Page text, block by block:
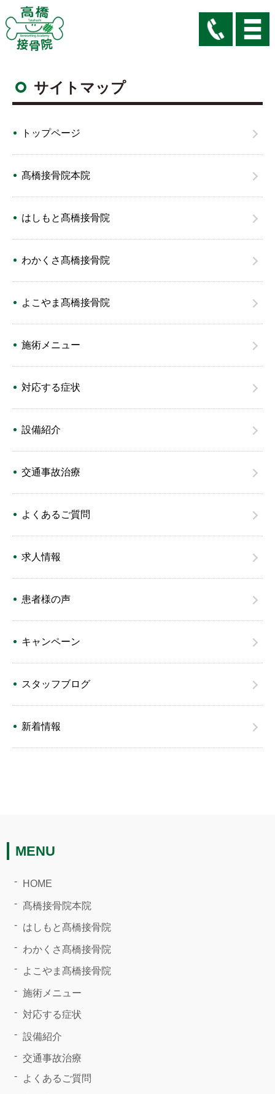
サイトマップ
トップページ
髙橋接骨院本院
はしもと髙橋接骨院
わかくさ髙橋接骨院
よこやま髙橋接骨院
施術メニュー
対応する症状
設備紹介
交通事故治療
よくあるご質問
求人情報
患者様の声
キャンペーン
スタッフブログ
新着情報
MENU
HOME
髙橋接骨院本院
はしもと髙橋接骨院
わかくさ髙橋接骨院
よこやま髙橋接骨院
施術メニュー
対応する症状
設備紹介
交通事故治療
よくあるご質問